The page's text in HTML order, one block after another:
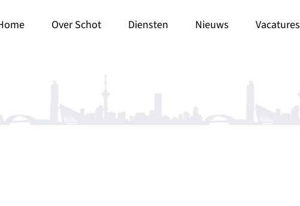
Over Schot Diensten Nieuws Vacatures